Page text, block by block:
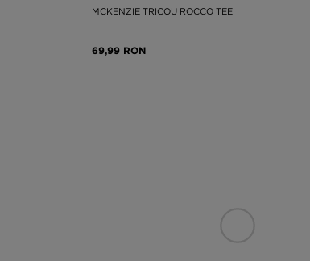
MCKENZIE TRICOU ROCCO TEE
69,99 RON